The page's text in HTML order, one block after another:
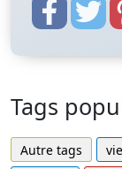
Tags
Autre tags vie